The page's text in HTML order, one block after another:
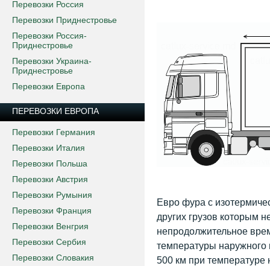
Перевозки Россия
Перевозки Приднестровье
Перевозки Россия-
Приднестровье
Перевозки Украина-
Приднестровье
Перевозки Европа
ПЕРЕВОЗКИ ЕВРОПА
Перевозки Германия
Перевозки Италия
Перевозки Польша
Перевозки Австрия
Перевозки Румыния
Перевозки Франция
Перевозки Венгрия
Перевозки Сербия
Перевозки Словакия
Евро фура с
других грузов которым
непродолжительное
температуры наружного
500 км при температуре